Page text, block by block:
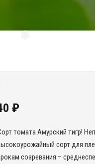
₽
томата Амурский тигр!
сорт для
созревания –